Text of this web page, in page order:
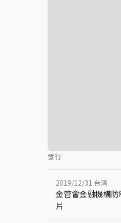
發行
2019/12/31 台灣
金管會金融機構
片